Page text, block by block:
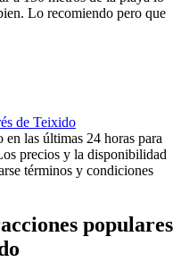
Lo recomiendo pero que
de Teixido
las últimas 24 horas para
precios y la disponibilidad
términos y condiciones
populares